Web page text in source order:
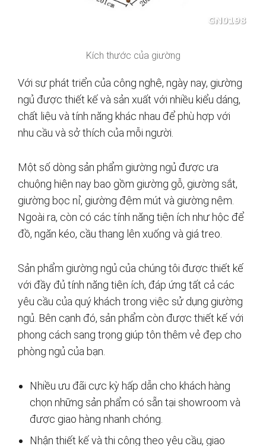
Kích thước của giường
Với sự phát triển của công nghệ, ngày nay, giường
ngủ được thiết kế và sản xuất với nhiều kiểu dáng,
chất liệu và tính năng khác nhau để phù hợp với
nhu cầu và sở thích của mỗi người.
Một số dòng sản phẩm giường ngủ được ưa
chuộng hiện nay bao gồm giường gỗ, giường sắt,
giường bọc nỉ, giường đệm mút và giường nệm.
Ngoài ra, còn có các tính năng tiện ích như hộc để
đồ, ngăn kéo, cầu thang lên xuống và giá treo.
Sản phẩm giường ngủ của chúng tôi được thiết kế
với đầy đủ tính năng tiện ích, đáp ứng tất cả các
yêu cầu của quý khách trong việc sử dụng giường
ngủ. Bên cạnh đó, sản phẩm còn được thiết kế với
phong cách sang trọng giúp tôn thêm vẻ đẹp cho
phòng ngủ của bạn.
Nhiều ưu đãi cực kỳ hấp dẫn cho khách hàng
chọn những sản phẩm có sẵn tại showroom và
được giao hàng nhanh chóng.
Nhận thiết kế và thi công theo yêu cầu, giao